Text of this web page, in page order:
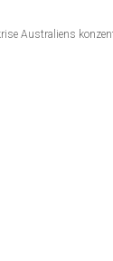
Australiens